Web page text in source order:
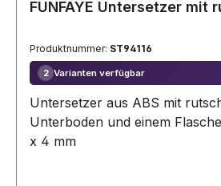
FUNFAYE Untersetzer mit
Produktnummer: ST94116
2 Varianten verfügbar
Untersetzer aus ABS mit
Unterboden und einem
x 4 mm